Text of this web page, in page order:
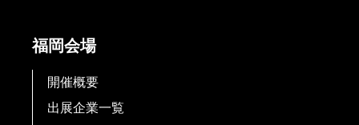
福岡会場
開催概要
出展企業一覧